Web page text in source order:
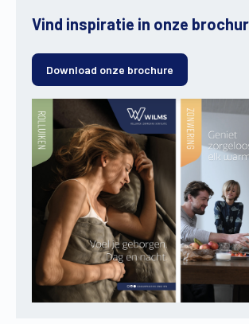
Vind inspiratie in onze
Download onze brochure